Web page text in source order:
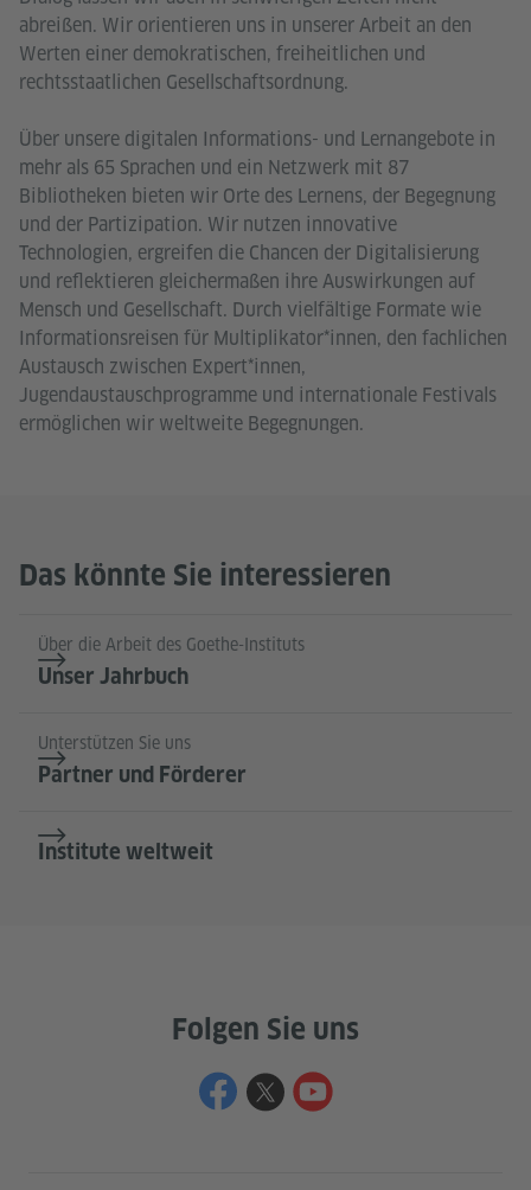
abreißen. Wir orientieren uns in unserer Arbeit an den
Werten einer demokratischen, freiheitlichen und
rechtsstaatlichen Gesellschaftsordnung.
Über unsere digitalen Informations- und Lernangebote in
mehr als 65 Sprachen und ein Netzwerk mit 87
Bibliotheken bieten wir Orte des Lernens, der Begegnung
und der Partizipation. Wir nutzen innovative
Technologien, ergreifen die Chancen der Digitalisierung
und reflektieren gleichermaßen ihre Auswirkungen auf
Mensch und Gesellschaft. Durch vielfältige Formate wie
Informationsreisen für Multiplikator*innen, den fachlichen
Austausch zwischen Expert*innen,
Jugendaustauschprogramme und internationale Festivals
ermöglichen wir weltweite Begegnungen.
Das könnte Sie interessieren
Über die Arbeit des Goethe-Instituts
Unser Jahrbuch
Unterstützen Sie uns
Partner und Förderer
Institute weltweit
Folgen Sie uns